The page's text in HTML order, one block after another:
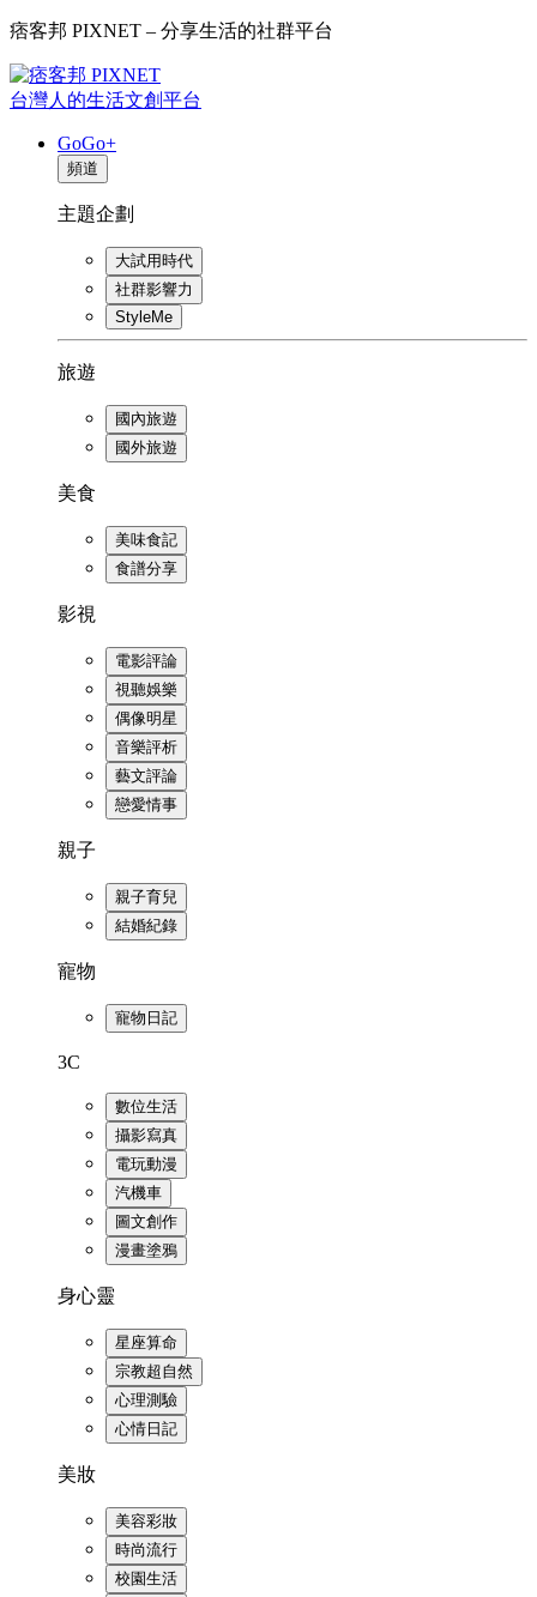
痞客邦 PIXNET – 分享生活的社群平台
台灣人的生活文創平台
GoGo+
頻道
主題企劃
大試用時代
社群影響力
StyleMe
旅遊
國內旅遊
國外旅遊
美食
美味食記
食譜分享
影視
電影評論
視聽娛樂
偶像明星
音樂評析
藝文評論
戀愛情事
親子
親子育兒
結婚紀錄
寵物
寵物日記
3C
數位生活
攝影寫真
電玩動漫
汽機車
圖文創作
漫畫塗鴉
身心靈
星座算命
宗教超自然
心理測驗
心情日記
美妝
美容彩妝
時尚流行
校園生活